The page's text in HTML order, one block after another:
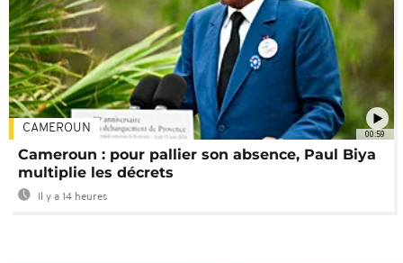
00:59
CAMEROUN
Cameroun : pour pallier son absence, Paul Biya
multiplie les décrets
Il y a 14 heures